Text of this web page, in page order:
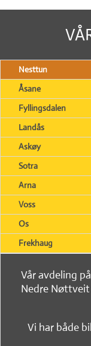
Nesttun
Åsane
Fyllingsdalen
Landås
Askøy
Sotra
Arna
Voss
Os
Frekhaug
Vår avdeling
Nedre Nøttveit
Vi har både